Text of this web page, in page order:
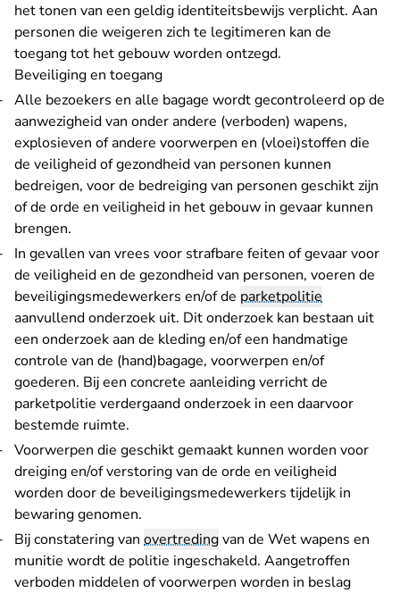
het tonen van een geldig identiteitsbewijs verplicht. Aan
personen die weigeren zich te legitimeren kan de
toegang tot het gebouw worden ontzegd.
Beveiliging en toegang
Alle bezoekers en alle bagage wordt gecontroleerd op de
aanwezigheid van onder andere (verboden) wapens,
explosieven of andere voorwerpen en (vloei)stoffen die
de veiligheid of gezondheid van personen kunnen
bedreigen, voor de bedreiging van personen geschikt zijn
of de orde en veiligheid in het gebouw in gevaar kunnen
brengen.
In gevallen van vrees voor strafbare feiten of gevaar voor
de veiligheid en de gezondheid van personen, voeren de
beveiligingsmedewerkers en/of de parketpolitie
aanvullend onderzoek uit. Dit onderzoek kan bestaan uit
een onderzoek aan de kleding en/of een handmatige
controle van de (hand)bagage, voorwerpen en/of
goederen. Bij een concrete aanleiding verricht de
parketpolitie verdergaand onderzoek in een daarvoor
bestemde ruimte.
Voorwerpen die geschikt gemaakt kunnen worden voor
dreiging en/of verstoring van de orde en veiligheid
worden door de beveiligingsmedewerkers tijdelijk in
bewaring genomen.
Bij constatering van overtredingvan de Wet wapens en
munitie wordt de politie ingeschakeld. Aangetroffen
verboden middelen of voorwerpen worden in beslag